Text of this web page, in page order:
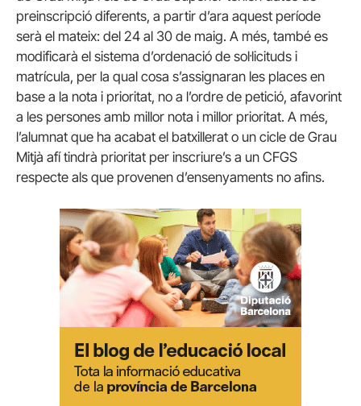
preinscripció diferents, a partir d’ara aquest període
serà el mateix: del 24 al 30 de maig. A més, també es
modificarà el sistema d’ordenació de sol·licituds i
matrícula, per la qual cosa s’assignaran les places en
base a la nota i prioritat, no a l’ordre de petició, afavorint
a les persones amb millor nota i millor prioritat. A més,
l’alumnat que ha acabat el batxillerat o un cicle de Grau
Mitjà afí tindrà prioritat per inscriure’s a un CFGS
respecte als que provenen d’ensenyaments no afins.